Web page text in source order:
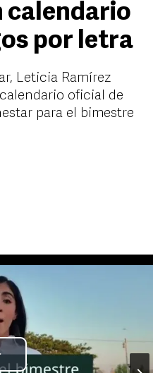
calendario
por letra
Leticia Ramírez
oficial de
para el bimestre